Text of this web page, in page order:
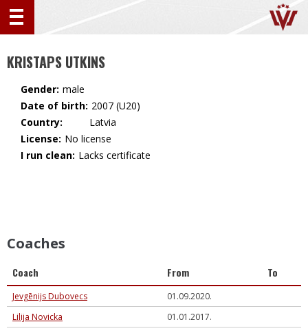
KRISTAPS UTKINS
Gender: male
Date of birth: 2007 (U20)
Country:
🇱🇻 Latvia
License: No license
I run clean: Lacks certificate
Coaches
Coach From To
Jevgēnijs Dubovecs
01.09.2020.
Lilija Novicka
01.01.2017.